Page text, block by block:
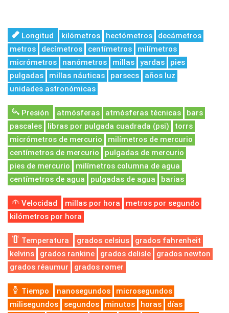
Longitud kilómetros hectómetros
decámetros
metros
decímetros centímetros
milímetros
micrómetros
nanómetros millas yardas
pies
pulgadas
millas náuticas parsecs
años luz
unidades astronómicas
Presión atmósferas atmósferas técnicas
bars
pascales
libras por pulgada cuadrada (psi)
torrs
micrómetros de mercurio
milímetros de mercurio
centímetros de mercurio
pulgadas de mercurio
pies de mercurio
milímetros columna de agua
centímetros de agua
pulgadas de agua barias
Velocidad millas por hora
metros por segundo
kilómetros por hora
Temperatura grados celsius
grados fahrenheit
kelvins
grados rankine grados delisle
grados newton
grados réaumur
grados rømer
Tiempo nanosegundos
microsegundos
milisegundos
segundos minutos horas
días